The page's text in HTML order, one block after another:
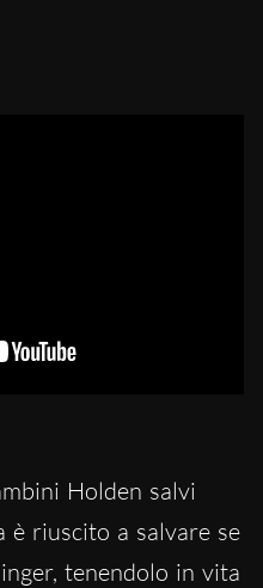
Holden salvi
è riuscito a salvare se
tenendolo in vita